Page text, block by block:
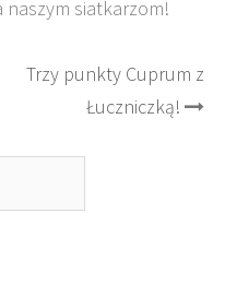
naszym siatkarzom!
Trzy punkty Cuprum z
Łuczniczką!